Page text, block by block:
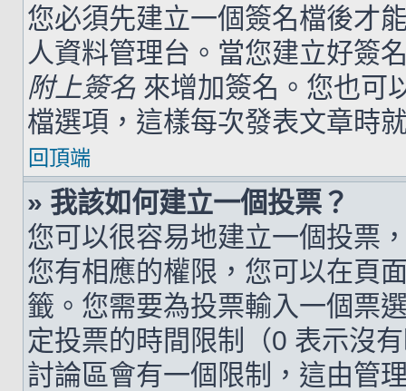
您必須先建立一個簽名檔後才
人資料管理台。當您建立好簽
附上簽名 來增加簽名。您也可
檔選項，這樣每次發表文章時
回頂端
» 我該如何建立一個投票？
您可以很容易地建立一個投票
您有相應的權限，您可以在頁
籤。您需要為投票輸入一個票
定投票的時間限制（0 表示沒
討論區會有一個限制，這由管